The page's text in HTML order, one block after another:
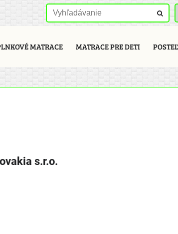
MATRACE MATRACE PRE DETI
s.r.o.